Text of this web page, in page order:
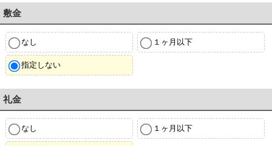
敷金
なし １ヶ月以下
指定しない
礼金
なし １ヶ月以下